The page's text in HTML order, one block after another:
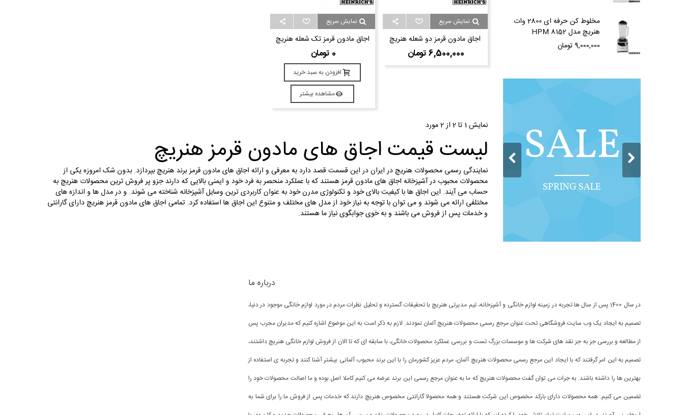
مخلوط کن حرفه ای 2800 وات
هنریچ مدل HPM 8152
9,000,000 تومان
همزن 7 لیتر حرفه ای هنریچ مدل
HKM 8079
54,000,000 تومان
SALE
SPRING SALE
نمایش سریع
اجاق مادون قرمز دو شعله هنریچ
مدل HEK 8696
6,500,000 تومان
نمایش سریع
اجاق مادون قرمز تک شعله هنریچ
مدل HEK 86950 تومان
افزودن به سبد خرید
مشاهده بیشتر
نمایش 1 تا 2 از 2 مورد
لیست قیمت اجاق های مادون قرمز هنریچ
نمایندگی رسمی محصولات هنریچ در ایران در این قسمت قصد دارد به معرفی و ارائه اجاق های مادون قرمز برند هنریچ بپردازد. بدون شک امروزه یکی از
محصولات محبوب در آشپزخانه اجاق های مادون قرمز هستند که با عملکرد منحصر به فرد خود و ایمنی بالایی که دارند جزو پر فروش ترین محصولات هنریچ به
حساب می آیند. این اجاق ها با کیفیت بالای خود و تکنولوژی مدرن خود به عنوان کاربردی ترین وسایل آشپزخانه شناخته می شوند. و در مدل ها و اندازه های
مختلفی ارائه می شوند و می توان با توجه به نیاز خود از مدل های مختلف و متنوع این اجاق ها استفاده کرد. تمامی اجاق های مادون قرمز هنریچ دارای گارانتی
و خدمات پس از فروش می باشند و به خوی جوابگوی نیاز ما هستند.
درباره ما
در سال 1400 پس از سال ها تجربه در زمینه لوازم خانگی و آشپزخانه، تیم مدیرتی هنریچ با تحقیقات گسترده و تحلیل نظرات مردم در مورد لوازم خانگی موجود در دنیا،
تصمیم به ایجاد یک وب سایت فروشگاهی تحت عنوان مرجع رسمی محصولات هنریچ آلمان نمودند. لازم به ذکر است به این موضوع اشاره کنیم که مدیران مجرب پس
از مطالعه و بررسی جز به جز نقد های شرکت ها و موسسات بزرگ تست و بررسی عملکرد محصولات خانگی، با سابقه ای که تا الان از فروش لوازم خانگی هنریچ داشتند،
تصمیم به این امر گرفتند که با ایجاد این مرجع رسمی محصولات هنریچ آلمان، مردم عزیز کشورمان را با این برند محبوب آلمانی بیشتر آشنا کنند و تجربه ی استفاده از
بهترین ها را داشته باشند. به جرات می توان گفت محصولات هنریچ که ما به عنوان مرجع رسمی این برند عرضه می کنیم کاملا اصل بوده و ما اصالت محصولات خود را
تضمین می کنیم. همه محصولات دارای بارکد مخصوص این شرکت هستند و همه محصولا گارانتی مخصوص هنریچ دارند که خدمات پس از فروش ما را برای شما به